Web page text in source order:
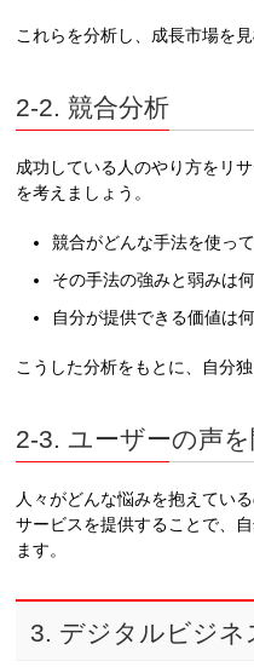
これらを分析し、成長市場を
2-2. 競合分析
成功している人のやり方をリ
を考えましょう。
競合がどんな手法を使っ
その手法の強みと弱みは
自分が提供できる価値は
こうした分析をもとに、自分
2-3. ユーザーの声を
人々がどんな悩みを抱えてい
サービスを提供することで、
ます。
3. デジタルビジネ